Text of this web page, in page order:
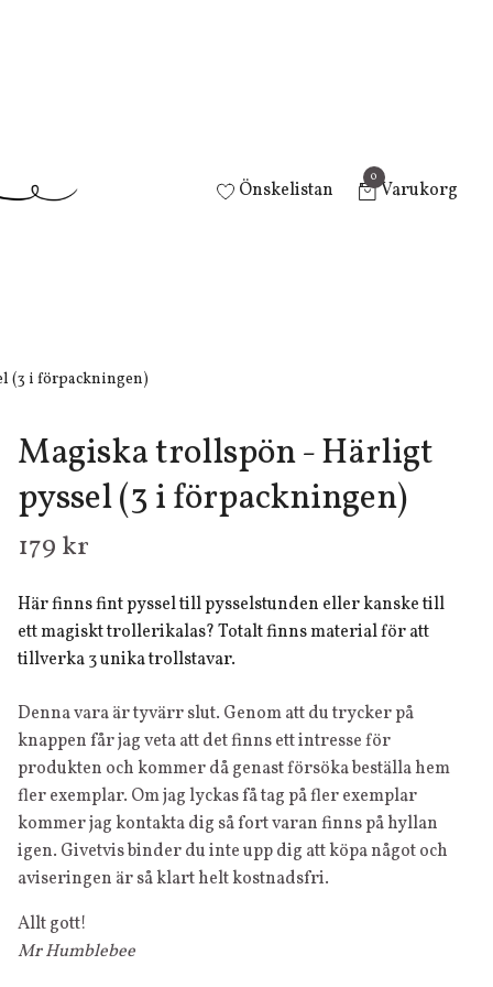
Önskelistan
0
Varukorg
(3 i förpackningen)
Magiska trollspön - Härligt
pyssel (3 i förpackningen)
179 kr
Här finns fint pyssel till pysselstunden eller kanske till
ett magiskt trollerikalas? Totalt finns material för att
tillverka 3 unika trollstavar.
Denna vara är tyvärr slut. Genom att du trycker på
knappen får jag veta att det finns ett intresse för
produkten och kommer då genast försöka beställa hem
fler exemplar. Om jag lyckas få tag på fler exemplar
kommer jag kontakta dig så fort varan finns på hyllan
igen. Givetvis binder du inte upp dig att köpa något och
aviseringen är så klart helt kostnadsfri.
Allt gott!
Mr Humblebee